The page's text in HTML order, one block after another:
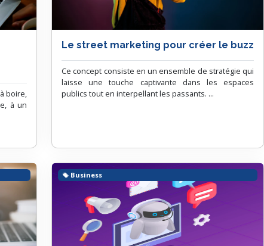
boire,
à un
Le street marketing pour créer le buzz
Ce concept consiste en un ensemble de stratégie qui
laisse une touche captivante dans les espaces
publics tout en interpellant les passants. ...
Business